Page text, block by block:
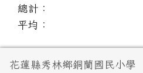
總計：
平均：
頁尾區域內容
花蓮縣秀林鄉銅蘭國民小學